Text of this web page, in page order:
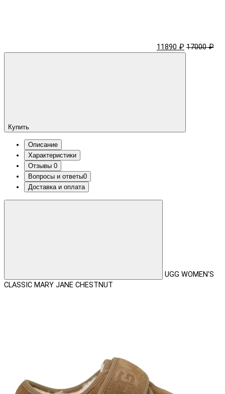
11890 ₽ 17000 ₽
Купить
Описание
Характеристики
Отзывы 0
Вопросы и ответы0
Доставка и оплата
UGG WOMEN'S
CLASSIC MARY JANE CHESTNUT